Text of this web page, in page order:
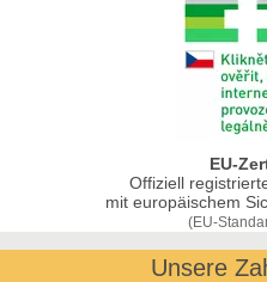
EU-
Offiziell
mit europäischem
(EU-
Unsere